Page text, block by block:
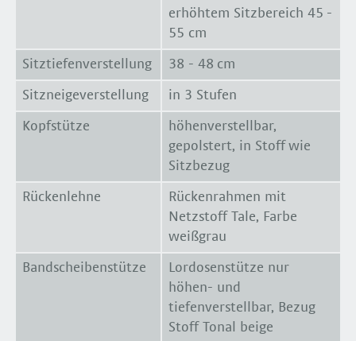
erhöhtem Sitzbereich 45 -
55 cm
Sitztiefenverstellung 38 - 48 cm
Sitzneigeverstellung in 3 Stufen
Kopfstütze
höhenverstellbar,
gepolstert, in Stoff wie
Sitzbezug
Rückenlehne
Rückenrahmen mit
Netzstoff Tale, Farbe
weißgrau
Bandscheibenstütze
Lordosenstütze nur
höhen- und
tiefenverstellbar, Bezug
Stoff Tonal beige